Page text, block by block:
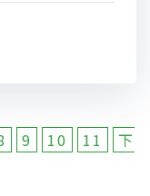
9 10 11
下